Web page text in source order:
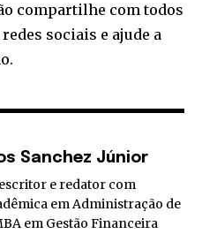
compartilhe com todos
sociais e ajude a
Sanchez Júnior
e redator com
em Administração de
em Gestão Financeira